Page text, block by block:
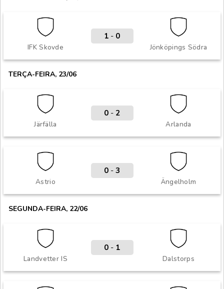
IFK Skovde Jönköpings Södra
1 - 0
TERÇA-FEIRA, 23/06
Järfälla Arlanda
0 - 2
Astrio Ängelholm
0 - 3
SEGUNDA-FEIRA, 22/06
Landvetter IS Dalstorps
0 - 1